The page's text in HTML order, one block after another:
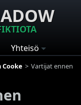
Yhteisö
Cooke Vartijat ennen